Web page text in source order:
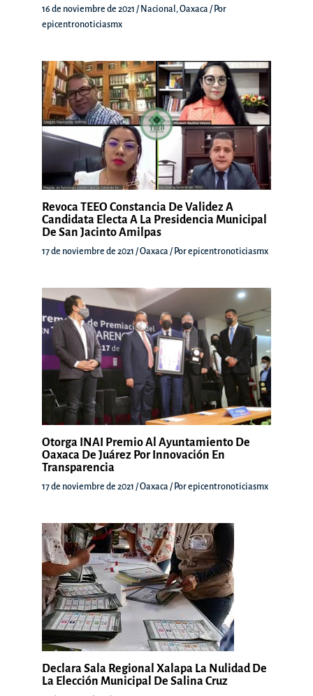
16 de noviembre de 2021 / Nacional , Oaxaca / Por
epicentronoticiasmx
Revoca TEEO Constancia De Validez A
Candidata Electa A La Presidencia Municipal
De San Jacinto Amilpas
17 de noviembre de 2021 /Oaxaca / Porepicentronoticiasmx
Otorga INAI Premio Al Ayuntamiento De
Oaxaca De Juárez Por Innovación En
Transparencia
17 de noviembre de 2021 /Oaxaca / Porepicentronoticiasmx
Declara Sala Regional Xalapa La Nulidad De
La Elección Municipal De Salina Cruz